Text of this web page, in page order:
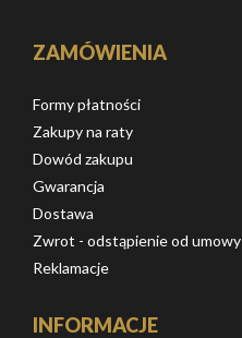
ZAMÓWIENIA
Formy płatności
Zakupy na raty
Dowód zakupu
Gwarancja
Dostawa
Zwrot - odstąpienie od umowy
Reklamacje
INFORMACJE